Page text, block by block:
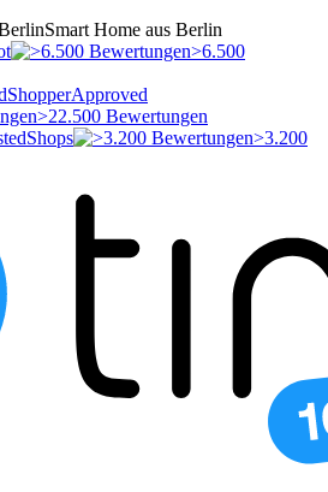
Smart Home aus Berlin
>6.500
ShopperApproved
>22.500 Bewertungen
>3.200